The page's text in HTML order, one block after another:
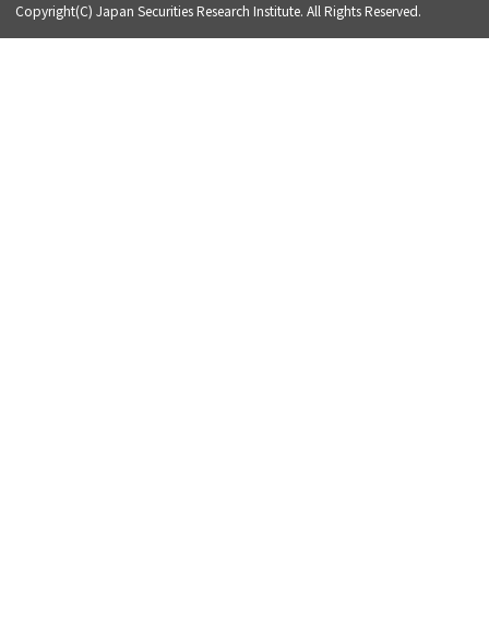
Copyright(C) Japan Securities Research Institute. All Rights Reserved.